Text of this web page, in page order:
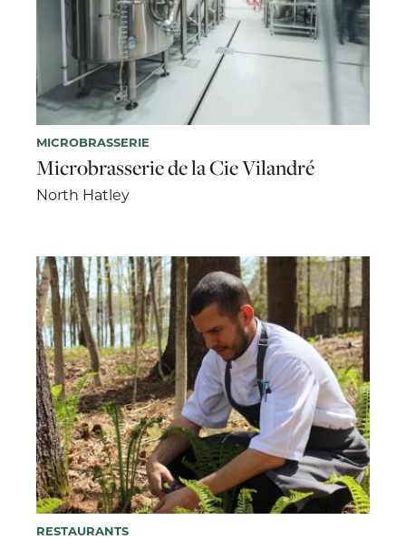
MICROBRASSERIE
Microbrasserie de la Cie Vilandré
North Hatley
RESTAURANTS